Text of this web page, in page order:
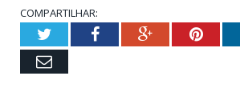
COMPARTILHAR:
TwitterFacebookGoogle+
Email